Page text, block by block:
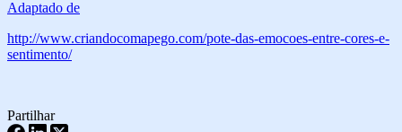
Adaptado de
http://www.criandocomapego.com/pote-das-emocoes-entre-cores-e-
sentimento/
Partilhar